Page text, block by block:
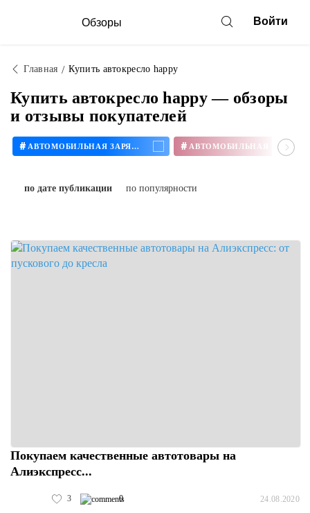
Обзоры Войти
Главная Купить автокресло happy
Купить автокресло happy — обзоры
и отзывы покупателей
# АВТОМОБИЛЬНАЯ ЗАРЯДКА #
по дате публикации по популярности
Покупаем качественные автотовары на
Алиэкспресс...
3 0 24.08.2020